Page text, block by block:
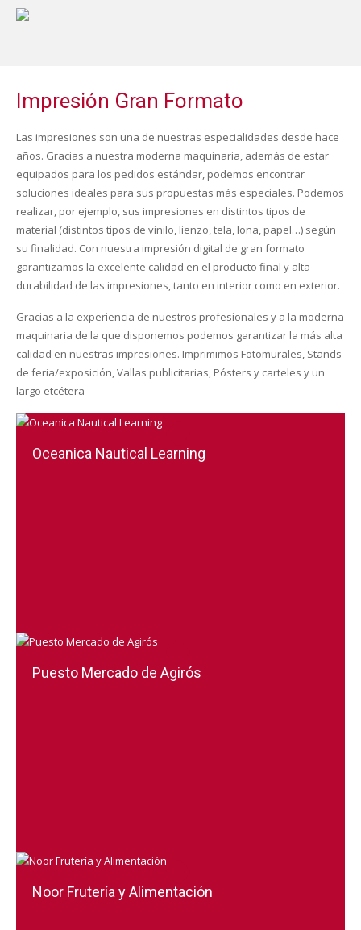
Impresión Gran Formato
Las impresiones son una de nuestras especialidades desde hace
años. Gracias a nuestra moderna maquinaria, además de estar
equipados para los pedidos estándar, podemos encontrar
soluciones ideales para sus propuestas más especiales. Podemos
realizar, por ejemplo, sus impresiones en distintos tipos de
material (distintos tipos de vinilo, lienzo, tela, lona, papel…) según
su finalidad. Con nuestra impresión digital de gran formato
garantizamos la excelente calidad en el producto final y alta
durabilidad de las impresiones, tanto en interior como en exterior.
Gracias a la experiencia de nuestros profesionales y a la moderna
maquinaria de la que disponemos podemos garantizar la más alta
calidad en nuestras impresiones. Imprimimos Fotomurales, Stands
de feria/exposición, Vallas publicitarias, Pósters y carteles y un
largo etcétera
Oceanica Nautical Learning
Puesto Mercado de Agirós
Noor Frutería y Alimentación